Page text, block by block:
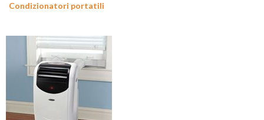
Condizionatori portatili